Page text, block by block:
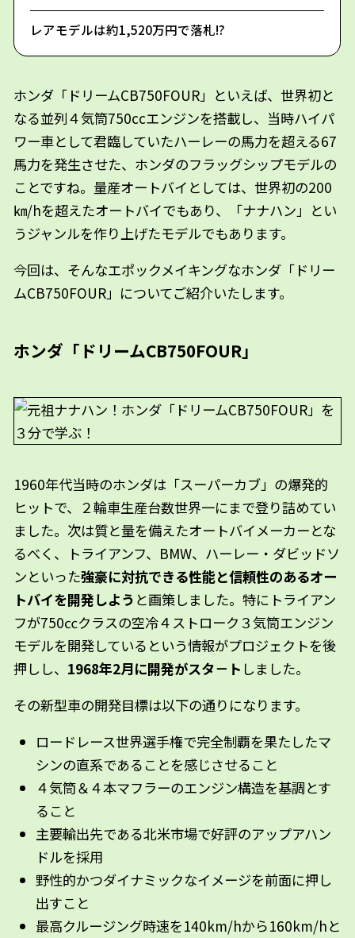
レアモデルは約1,520万円で落札!?
ホンダ「ドリームCB750FOUR」といえば、世界初と
なる並列４気筒750ccエンジンを搭載し、当時ハイパ
ワー車として君臨していたハーレーの馬力を超える67
馬力を発生させた、ホンダのフラッグシップモデルの
ことですね。量産オートバイとしては、世界初の200
㎞/hを超えたオートバイでもあり、「ナナハン」とい
うジャンルを作り上げたモデルでもあります。
今回は、そんなエポックメイキングなホンダ「ドリー
ムCB750FOUR」についてご紹介いたします。
ホンダ「ドリームCB750FOUR」
1960年代当時のホンダは「スーパーカブ」の爆発的
ヒットで、２輪車生産台数世界一にまで登り詰めてい
ました。次は質と量を備えたオートバイメーカーとな
るべく、トライアンフ、BMW、ハーレー・ダビッドソ
ンといった強豪に対抗できる性能と信頼性のあるオー
トバイを開発しよう と画策しました。特にトライアン
フが750㏄クラスの空冷４ストローク３気筒エンジン
モデルを開発しているという情報がプロジェクトを後
押しし、 1968年2月に開発がスタ－ト しました。
その新型車の開発目標は以下の通りになります。
ロードレース世界選手権で完全制覇を果たしたマ
シンの直系であることを感じさせること
４気筒＆４本マフラーのエンジン構造を基調とす
ること
主要輸出先である北米市場で好評のアップアハン
ドルを採用
野性的かつダイナミックなイメージを前面に押し
出すこと
最高クルージング時速を140km/hから160km/hと